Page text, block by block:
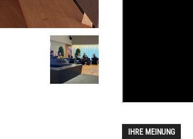
IHRE MEINUNG